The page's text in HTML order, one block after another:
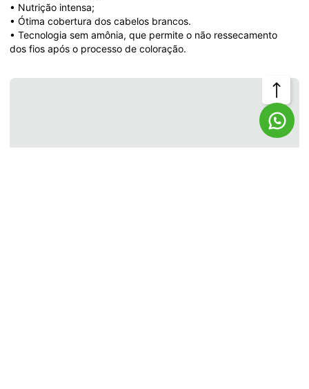
• Nutrição intensa;
• Ótima cobertura dos cabelos brancos.
• Tecnologia sem amônia, que permite o não ressecamento
dos fios após o processo de coloração.